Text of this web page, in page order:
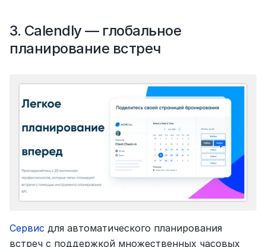
3. Calendly — глобальное
планирование встреч
Сервис для автоматического планирования
встреч с поддержкой множественных часовых